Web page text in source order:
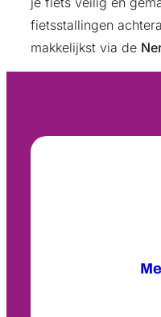
fietsstallingen
makkelijkst via de